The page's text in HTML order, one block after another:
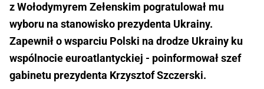
z Wołodymyrem Zełenskim pogratulował mu
wyboru na stanowisko prezydenta Ukrainy.
Zapewnił o wsparciu Polski na drodze Ukrainy ku
wspólnocie euroatlantyckiej - poinformował szef
gabinetu prezydenta Krzysztof Szczerski.